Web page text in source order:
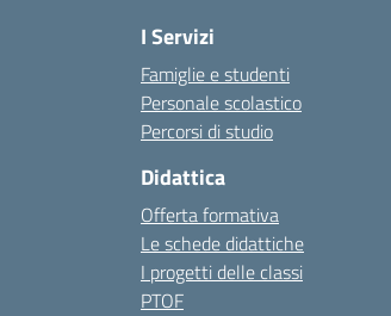
I Servizi
Famiglie e studenti
Personale scolastico
Percorsi di studio
Didattica
Offerta formativa
Le schede didattiche
I progetti delle classi
PTOF